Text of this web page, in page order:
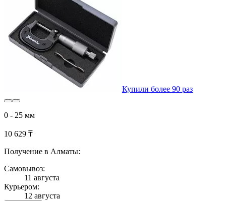
Купили более 90 раз
0 - 25 мм
10 629 ₸
Получение в Алматы:
Самовывоз:
11 августа
Курьером:
12 августа